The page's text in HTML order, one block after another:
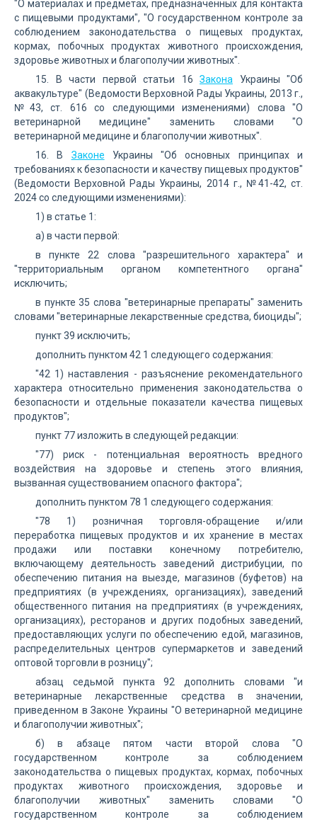
"О материалах и предметах, предназначенных для контакта
с пищевыми продуктами", "О государственном контроле за
соблюдением законодательства о пищевых продуктах,
кормах, побочных продуктах животного происхождения,
здоровье животных и благополучии животных".
15. В части первой статьи 16 Закона Украины "Об
аквакультуре" (Ведомости Верховной Рады Украины, 2013 г.,
№43, ст. 616 со следующими изменениями) слова "О
ветеринарной медицине" заменить словами "О
ветеринарной медицине и благополучии животных".
16. В Законе Украины "Об основных принципах и
требованиях к безопасности и качеству пищевых продуктов"
(Ведомости Верховной Рады Украины, 2014 г., №41-42, ст.
2024 со следующими изменениями):
1) в статье 1:
а) в части первой:
в пункте 22 слова "разрешительного характера" и
"территориальным органом компетентного органа"
исключить;
в пункте 35 слова "ветеринарные препараты" заменить
словами "ветеринарные лекарственные средства, биоциды";
пункт 39 исключить;
дополнить пунктом 42 1 следующего содержания:
"42 1) наставления - разъяснение рекомендательного
характера относительно применения законодательства о
безопасности и отдельные показатели качества пищевых
продуктов";
пункт 77 изложить в следующей редакции:
"77) риск - потенциальная вероятность вредного
воздействия на здоровье и степень этого влияния,
вызванная существованием опасного фактора";
дополнить пунктом 78 1 следующего содержания:
"78 1) розничная торговля-обращение и/или
переработка пищевых продуктов и их хранение в местах
продажи или поставки конечному потребителю,
включающему деятельность заведений дистрибуции, по
обеспечению питания на выезде, магазинов (буфетов) на
предприятиях (в учреждениях, организациях), заведений
общественного питания на предприятиях (в учреждениях,
организациях), ресторанов и других подобных заведений,
предоставляющих услуги по обеспечению едой, магазинов,
распределительных центров супермаркетов и заведений
оптовой торговли в розницу";
абзац седьмой пункта 92 дополнить словами "и
ветеринарные лекарственные средства в значении,
приведенном в Законе Украины "О ветеринарной медицине
и благополучии животных";
б) в абзаце пятом части второй слова "О
государственном контроле за соблюдением
законодательства о пищевых продуктах, кормах, побочных
продуктах животного происхождения, здоровье и
благополучии животных" заменить словами "О
государственном контроле за соблюдением